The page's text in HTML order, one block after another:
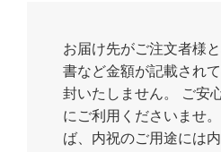
お届け先がご注文者様
書など金額が記載され
封いたしません。 ご安
にご利用くださいませ
ば、内祝のご用途には